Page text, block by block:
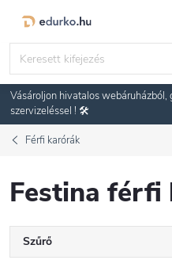
Vásároljon hivatalos
szervizeléssel ! 🛠️
Férfi karórák
Festina férfi
Szűrő